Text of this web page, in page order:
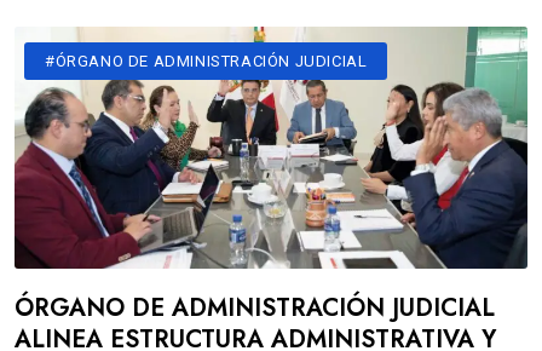
#ÓRGANO DE ADMINISTRACIÓN JUDICIAL
ÓRGANO DE ADMINISTRACIÓN JUDICIAL
ALINEA ESTRUCTURA ADMINISTRATIVA Y